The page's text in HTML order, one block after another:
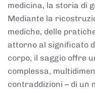
medicina, la storia di
Mediante la
mediche, delle
attorno al significato
corpo, il saggio offre
complessa,
contraddizioni – di un